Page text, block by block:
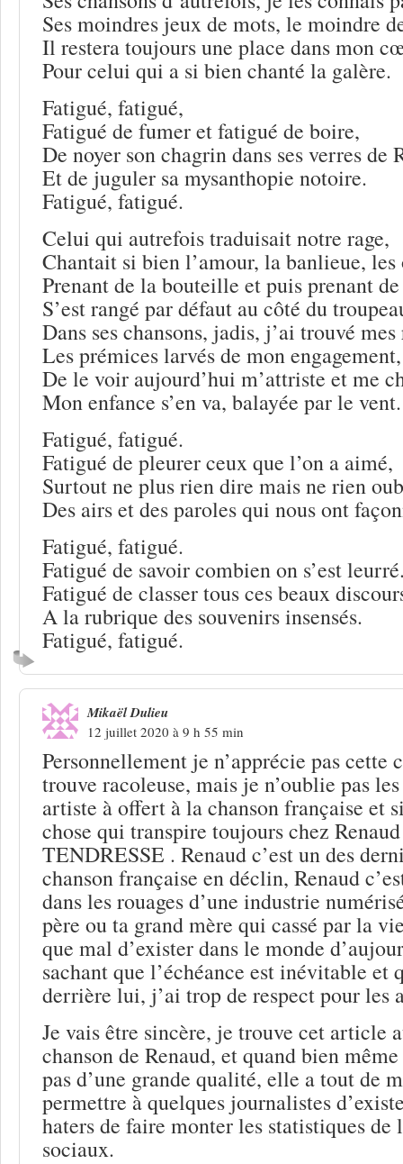
Ses moindres jeux de mots, le moindre
Il restera toujours une place dans mon
Pour celui qui a si bien chanté la galère.
Fatigué, fatigué,
Fatigué de fumer et fatigué de boire,
De noyer son chagrin dans ses verres de
Et de juguler sa mysanthopie notoire.
Fatigué, fatigué.
Celui qui autrefois traduisait notre rage,
Chantait si bien l’amour, la banlieue, les
Prenant de la bouteille et puis prenant de
S’est rangé par défaut au côté du
Dans ses chansons, jadis, j’ai trouvé
Les prémices larvés de mon engagement,
De le voir aujourd’hui m’attriste et me
Mon enfance s’en va, balayée par le vent.
Fatigué, fatigué.
Fatigué de pleurer ceux que l’on a aimé,
Surtout ne plus rien dire mais ne rien
Des airs et des paroles qui nous ont
Fatigué, fatigué.
Fatigué de savoir combien on s’est
Fatigué de classer tous ces beaux
A la rubrique des souvenirs insensés.
Fatigué, fatigué.
Mikaël Dulieu
12 juillet 2020 à 9 h 55 min
Personnellement je n’apprécie pas cette
trouve racoleuse, mais je n’oublie pas
artiste à offert à la chanson française et
chose qui transpire toujours chez Renaud
TENDRESSE . Renaud c’est un des
chanson française en déclin, Renaud
dans les rouages d’une industrie
père ou ta grand mère qui cassé par la
que mal d’exister dans le monde
sachant que l’échéance est inévitable et
derrière lui, j’ai trop de respect pour les
Je vais être sincère, je trouve cet article
chanson de Renaud, et quand bien
pas d’une grande qualité, elle a tout de
permettre à quelques journalistes
haters de faire monter les statistiques de
sociaux.